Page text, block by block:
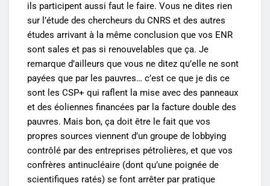
ils participent aussi faut le faire. Vous ne dites rien
sur l’étude des chercheurs du CNRS et des autres
études arrivant à la même conclusion que vos ENR
sont sales et pas si renouvelables que ça. Je
remarque d’ailleurs que vous ne ditez qu’elle ne sont
payées que par les pauvres… c’est ce que je dis ce
sont les CSP+ qui raflent la mise avec des panneaux
et des éoliennes financées par la facture double des
pauvres. Mais bon, ça doit être le fait que vos
propres sources viennent d’un groupe de lobbying
contrôlé par des entreprises pétrolières, et que vos
confrères antinucléaire (dont qu’une poignée de
scientifiques ratés) se font arrêter par pratique